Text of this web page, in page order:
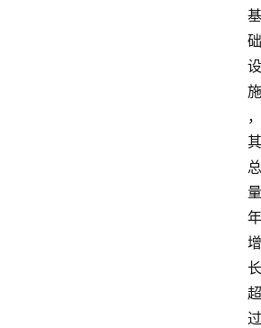
基
础
设
施
，
其
总
量
年
增
长
超
过